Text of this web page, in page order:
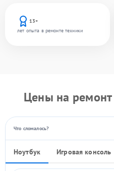
13+
лет опыта в ремонте техники
Цены на ремонт
Что сломалось?
Ноутбук Игровая консоль